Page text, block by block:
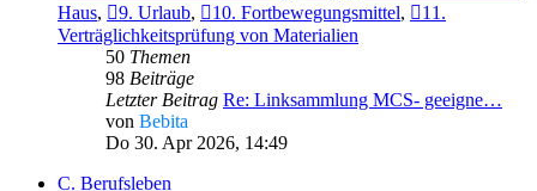
Haus, 9. Urlaub, 10. Fortbewegungsmittel,
11.
Verträglichkeitsprüfung von Materialien
50 Themen
98 Beiträge
Letzter Beitrag Re: Linksammlung MCS- geeigne…
von Bebita
Do 30. Apr 2026, 14:49
C. Berufsleben